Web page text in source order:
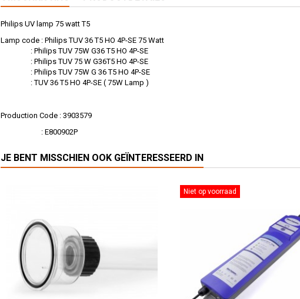
Philips UV lamp 75 watt T5
Lamp code : Philips TUV 36 T5 HO 4P-SE 75 Watt
: Philips TUV 75W G36 T5 HO 4P-SE
: Philips TUV 75 W G36T5 HO 4P-SE
: Philips TUV 75W G 36 T5 HO 4P-SE
: TUV 36 T5 HO 4P-SE ( 75W Lamp )
Production Code : 3903579
: E800902P
JE BENT MISSCHIEN OOK GEÏNTERESSEERD IN
Niet op voorraad